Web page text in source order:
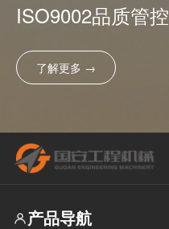
ISO9002品质管控
了解更多 →
产品导航